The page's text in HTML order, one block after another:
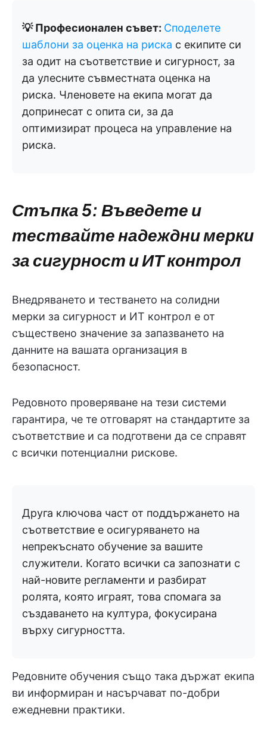
💡 Професионален съвет: Споделете
шаблони за оценка на риска с екипите си
за одит на съответствие и сигурност, за
да улесните съвместната оценка на
риска. Членовете на екипа могат да
допринесат с опита си, за да
оптимизират процеса на управление на
риска.
Стъпка 5: Въведете и
тествайте надеждни мерки
за сигурност и ИТ контрол
Внедряването и тестването на солидни
мерки за сигурност и ИТ контрол е от
съществено значение за запазването на
данните на вашата организация в
безопасност.
Редовното проверяване на тези системи
гарантира, че те отговарят на стандартите за
съответствие и са подготвени да се справят
с всички потенциални рискове.
Друга ключова част от поддържането на
съответствие е осигуряването на
непрекъснато обучение за вашите
служители. Когато всички са запознати с
най-новите регламенти и разбират
ролята, която играят, това спомага за
създаването на култура, фокусирана
върху сигурността.
Редовните обучения също така държат екипа
ви информиран и насърчават по-добри
ежедневни практики.